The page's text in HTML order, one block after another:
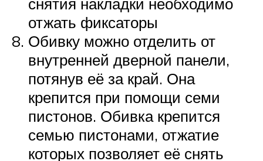
отжать фиксаторы
Обивку можно отделить от
внутренней дверной панели,
потянув её за край. Она
крепится при помощи семи
пистонов. Обивка крепится
семью пистонами, отжатие
которых позволяет её снять